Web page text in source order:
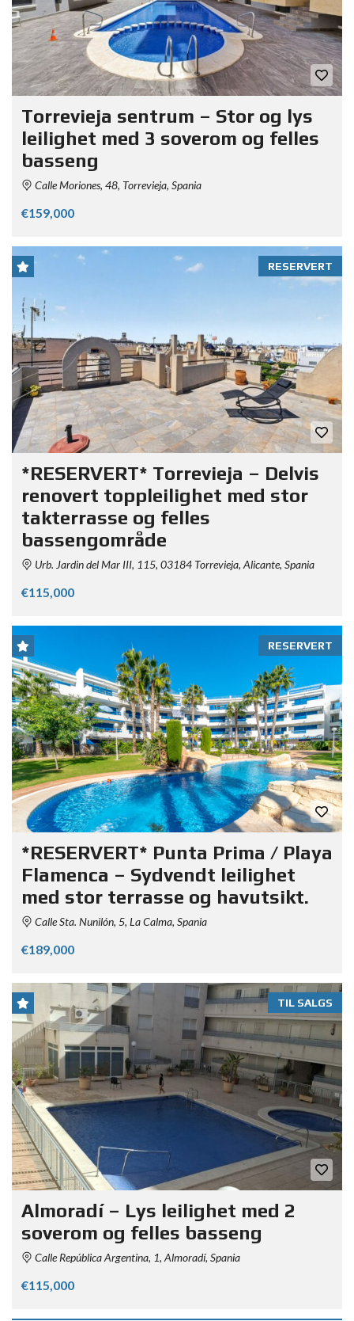
Torrevieja sentrum – Stor og lys
leilighet med 3 soverom og felles
basseng
Calle Moriones, 48, Torrevieja, Spania
€159,000
RESERVERT
*RESERVERT* Torrevieja – Delvis
renovert toppleilighet med stor
takterrasse og felles
bassengområde
Urb. Jardin del Mar III, 115, 03184 Torrevieja, Alicante, Spania
€115,000
RESERVERT
*RESERVERT* Punta Prima / Playa
Flamenca – Sydvendt leilighet
med stor terrasse og havutsikt.
Calle Sta. Nunilón, 5, La Calma, Spania
€189,000
TIL SALGS
Almoradí – Lys leilighet med 2
soverom og felles basseng
Calle República Argentina, 1, Almoradí, Spania
€115,000